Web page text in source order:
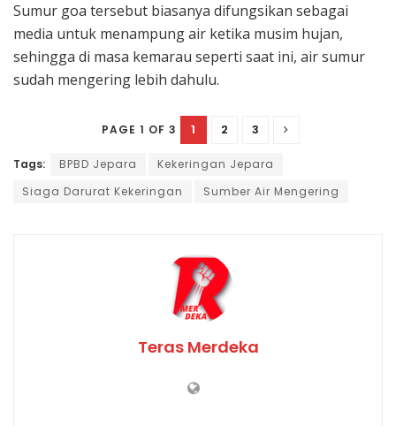
Sumur goa tersebut biasanya difungsikan sebagai
media untuk menampung air ketika musim hujan,
sehingga di masa kemarau seperti saat ini, air sumur
sudah mengering lebih dahulu.
PAGE 1 OF 3 1 2 3
Tags: BPBD Jepara
Kekeringan Jepara
Siaga Darurat Kekeringan
Sumber Air Mengering
Teras Merdeka